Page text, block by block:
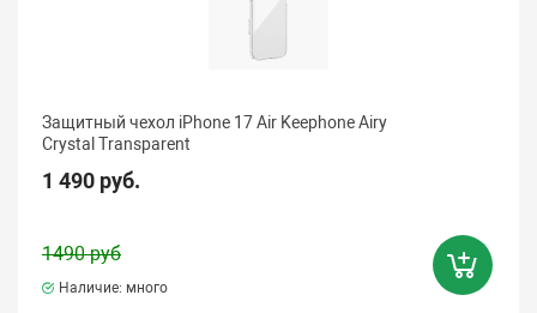
Защитный чехол iPhone 17 Air Keephone Airy
Crystal Transparent
1 490 руб.
1490 руб
Наличие: много